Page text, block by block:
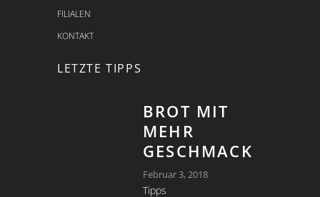
FILIALEN
KONTAKT
LETZTE TIPPS
BROT MIT
MEHR
GESCHMACK
Februar 3, 2018
Tipps